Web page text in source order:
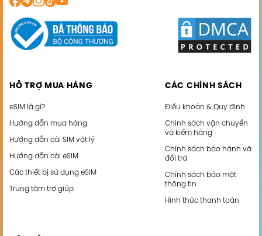
HỖ TRỢ MUA HÀNG
eSIM là gì?
Hướng dẫn mua hàng
Hướng dẫn cài SIM vật lý
Hướng dẫn cài eSIM
Các thiết bị sử dụng eSIM
Trung tâm trợ giúp
CÁC CHÍNH SÁCH
Điều khoản & Quy định
Chính sách vận chuyển
và kiểm hàng
Chính sách bảo hành và
đổi trả
Chính sách bảo mật
thông tin
Hình thức thanh toán